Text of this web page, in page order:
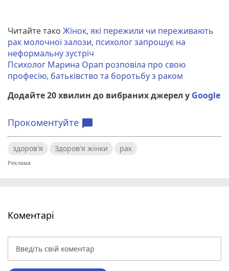
Читайте тако Жінок, які пережили чи переживають
рак молочної залози, психолог запрошує на
неформальну зустріч
Психолог Марина Орап розповіла про свою
професію, батьківство та боротьбу з раком
Додайте 20 хвилин до вибраних джерел у Google
Прокоментуйте chat_bubble
здоров'я Здоров'я жінки рак
Коментарі